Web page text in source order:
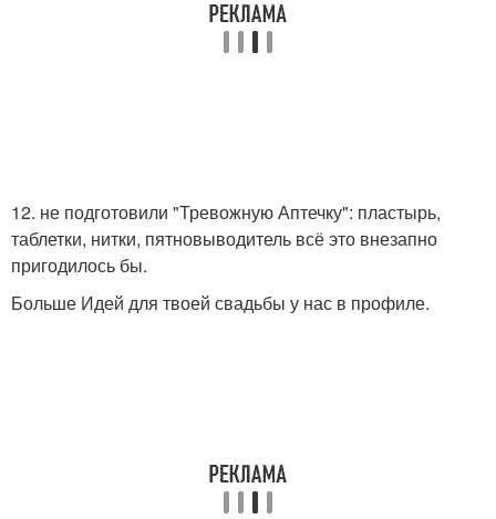
12. не подготовили "Тревожную Аптечку": пластырь,
таблетки, нитки, пятновыводитель всё это внезапно
пригодилось бы.
Больше Идей для твоей свадьбы у нас в профиле.